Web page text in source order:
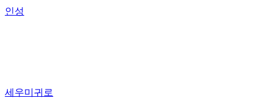
인성
세우미귀로